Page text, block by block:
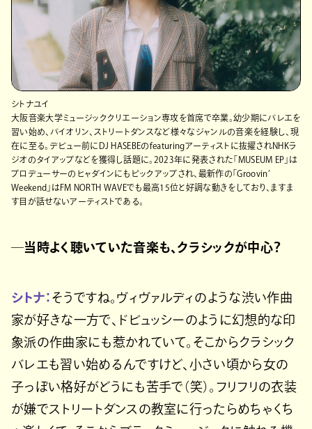
シトナユイ
大阪音楽大学ミュージッククリエーション専攻を首席で卒業。幼少期にバレエを
習い始め、バイオリン、ストリートダンスなど様々なジャンルの音楽を経験し、現
在に至る。デビュー前にDJ HASEBEのfeaturingアーティストに抜擢されNHKラ
ジオのタイアップなどを獲得し話題に。2023年に発表された「MUSEUM EP」は
プロデューサーのヒャダインにもピックアップされ、最新作の「Groovin’
Weekend」はFM NORTH WAVEでも最高15位と好調な動きをしており、ますま
す目が話せないアーティストである。
─当時よく聴いていた音楽も、クラシックが中心？
シトナ： そうですね。ヴィヴァルディのような渋い作曲
家が好きな一方で、ドビュッシーのように幻想的な印
象派の作曲家にも惹かれていて。そこからクラシック
バレエも習い始めるんですけど、小さい頃から女の
子っぽい格好がどうにも苦手で（笑）。フリフリの衣装
が嫌でストリートダンスの教室に行ったらめちゃくち